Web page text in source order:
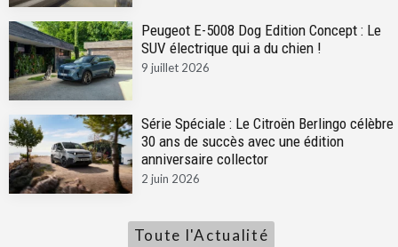
Peugeot E-5008 Dog Edition Concept : Le
SUV électrique qui a du chien !
9 juillet 2026
Série Spéciale : Le Citroën Berlingo célèbre
30 ans de succès avec une édition
anniversaire collector
2 juin 2026
Toute l'Actualité